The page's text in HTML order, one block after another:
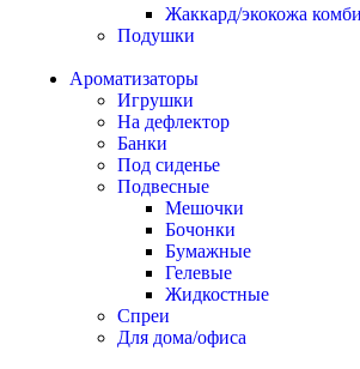
Жаккард/экокожа
Подушки
Ароматизаторы
Игрушки
На дефлектор
Банки
Под сиденье
Подвесные
Мешочки
Бочонки
Бумажные
Гелевые
Жидкостные
Спреи
Для дома/офиса